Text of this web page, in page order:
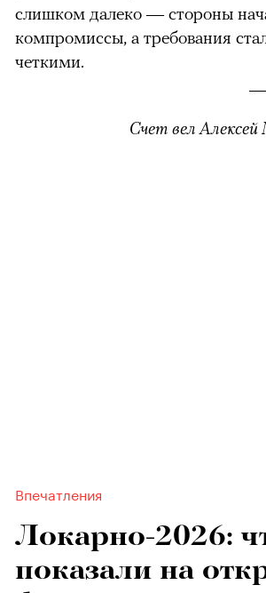
слишком далеко — стороны
компромиссы, а требования
четкими.
Счет вел Алексей
Впечатления
Локарно-2026:
показали на